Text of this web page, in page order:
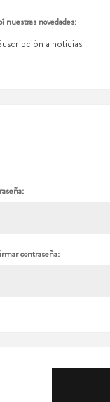
nuestras novedades:
a noticias
contraseña: